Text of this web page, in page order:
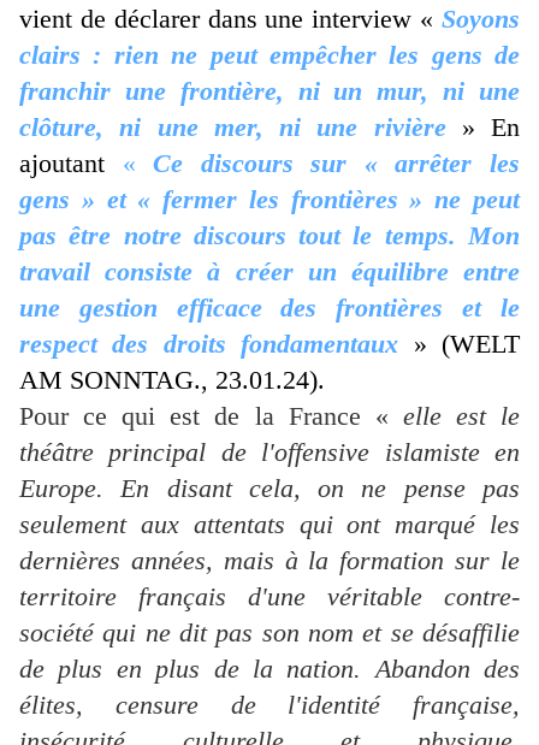
vient de déclarer dans une interview « Soyons
clairs : rien ne peut empêcher les gens de
franchir une frontière, ni un mur, ni une
clôture, ni une mer, ni une rivière» En
ajoutant «Ce discours sur « arrêter les
gens » et « fermer les frontières » ne peut
pas être notre discours tout le temps. Mon
travail consiste à créer un équilibre entre
une gestion efficace des frontières et le
respect des droits fondamentaux » (WELT
AM SONNTAG., 23.01.24).
Pour ce qui est de la France « elle est le
théâtre principal de l'offensive islamiste en
Europe. En disant cela, on ne pense pas
seulement aux attentats qui ont marqué les
dernières années, mais à la formation sur le
territoire français d'une véritable contre-
société qui ne dit pas son nom et se désaffilie
de plus en plus de la nation. Abandon des
élites, censure de l'identité française,